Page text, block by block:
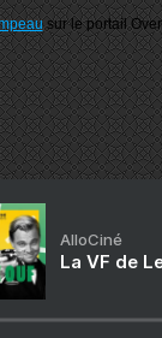
sur le portail
AlloCiné
La VF de